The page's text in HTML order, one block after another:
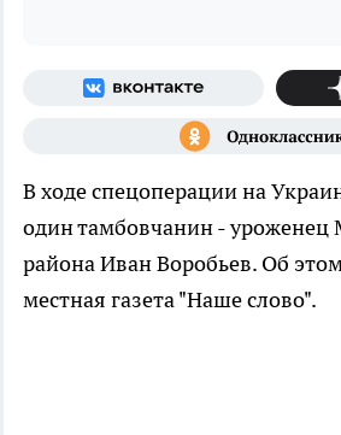
В ходе спецоперации на
один тамбовчанин - уроженец
района Иван Воробьев. Об
местная газета "Наше слово".